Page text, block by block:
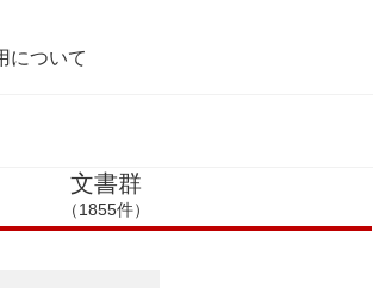
について
文書群
（1855件）